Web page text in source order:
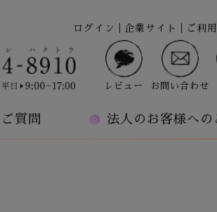
ログイン 企業サイト ご利
レビュー お問い合わせ
質問 法人のお客様への